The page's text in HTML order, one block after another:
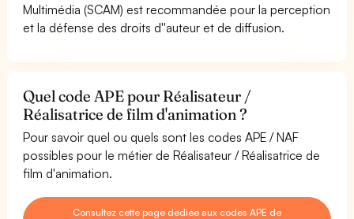
Multimédia (SCAM) est recommandée pour la perception
et la défense des droits d''auteur et de diffusion.
Quel code APE pour Réalisateur /
Réalisatrice de film d'animation ?
Pour savoir quel ou quels sont les codes APE / NAF
possibles pour le métier de Réalisateur / Réalisatrice de
film d'animation.
Consultez cette page dédiée aux codes APE de